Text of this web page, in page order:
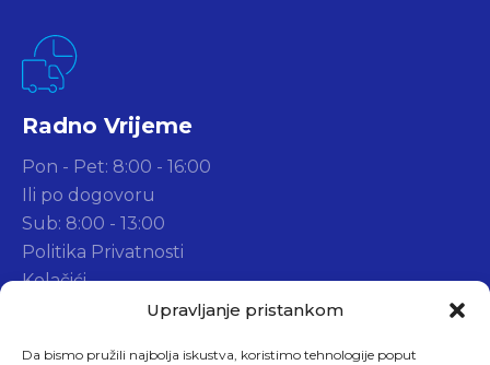
Upravljanje pristankom
Da bismo pružili najbolja iskustva, koristimo tehnologije poput
Radno Vrijeme
Pon - Pet: 8:00 - 16:00
Ili po dogovoru
Sub: 8:00 - 13:00
Politika Privatnosti
Kolačići